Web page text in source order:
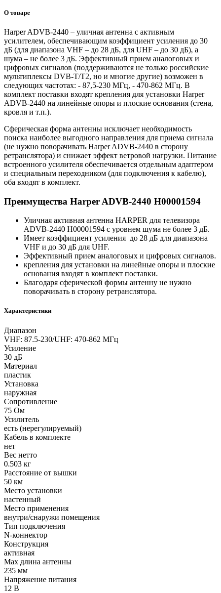
О товаре
Harper ADVB-2440 – уличная антенна с активным
усилителем, обеспечивающим коэффициент усиления до 30
дБ (для диапазона VHF – до 28 дБ, для UHF – до 30 дБ), а
шума – не более 3 дБ. Эффективный прием аналоговых и
цифровых сигналов (поддерживаются не только российские
мультиплексы DVB-T/T2, но и многие другие) возможен в
следующих частотах: - 87,5-230 МГц, - 470-862 МГц. В
комплект поставки входят крепления для установки Harper
ADVB-2440 на линейные опоры и плоские основания (стена,
кровля и т.п.).
Сферическая форма антенны исключает необходимость
поиска наиболее выгодного направления для приема сигнала
(не нужно поворачивать Harper ADVB-2440 в сторону
ретранслятора) и снижает эффект ветровой нагрузки. Питание
встроенного усилителя обеспечивается отдельным адаптером
и специальным переходником (для подключения к кабелю),
оба входят в комплект.
Преимущества Harper ADVB-2440 H00001594
Уличная активная антенна HARPER для телевизора
ADVB-2440 H00001594 с уровнем шума не более 3 дБ.
Имеет коэффициент усиления до 28 дБ для диапазона
VHF и до 30 дБ для UHF.
Эффективный прием аналоговых и цифровых сигналов.
крепления для установки на линейные опоры и плоские
основания входят в комплект поставки.
Благодаря сферической формы антенну не нужно
поворачивать в сторону ретранслятора.
Характеристики
Диапазон
VHF: 87.5-230/UHF: 470-862 МГц
Усиление
30 дБ
Материал
пластик
Установка
наружная
Сопротивление
75 Ом
Усилитель
есть (нерегулируемый)
Кабель в комплекте
нет
Вес нетто
0.503 кг
Расстояние от вышки
50 км
Место установки
настенный
Место применения
внутри/снаружи помещения
Тип подключения
N-коннектор
Конструкция
активная
Мах длина антенны
235 мм
Напряжение питания
12 В